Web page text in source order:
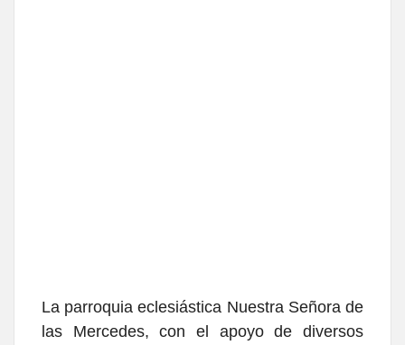
La parroquia eclesiástica Nuestra Señora de
las Mercedes, con el apoyo de diversos